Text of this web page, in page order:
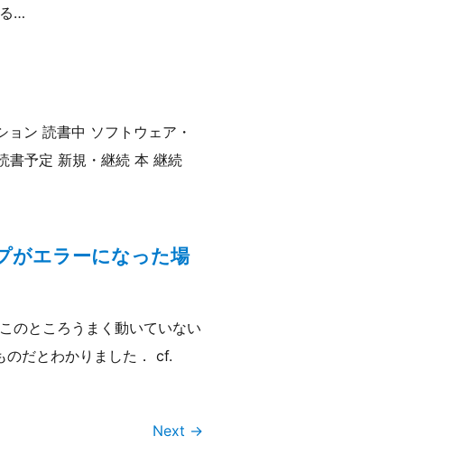
…
ン 読書中 ソフトウェア・
書予定 新規・継続 本 継続
がエラーになった場
のところうまく動いていない
のだとわかりました． cf.
Next →